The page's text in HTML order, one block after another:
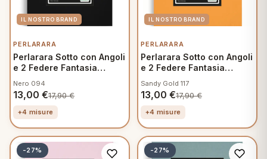
PERLARARA
Perlarara Sotto con Angoli
e 2 Federe Fantasia
Nero 094
13,00 €17,90€
+4 misure
PERLARARA
Perlarara Sotto con Angoli
e 2 Federe Fantasia
Sandy Gold 117
13,00 €17,90€
+4 misure
-27% -27%